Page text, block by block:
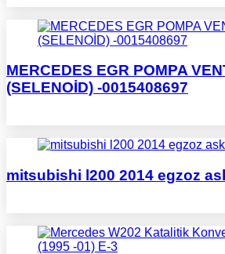
MERCEDES EGR POMPA
(SELENOİD) -0015408697
mitsubishi l200 2014 egzoz